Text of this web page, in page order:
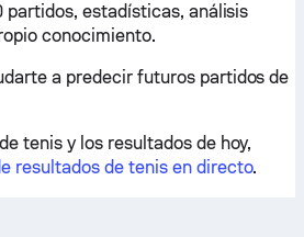
partidos, estadísticas, análisis
conocimiento.
a predecir futuros partidos de
tenis y los resultados de hoy,
resultados de tenis en directo.